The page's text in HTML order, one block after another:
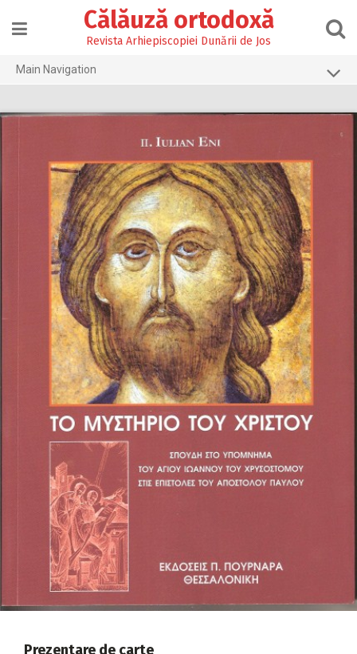
content
Călăuză ortodoxă
Revista Arhiepiscopiei Dunării de Jos
Main Navigation
Prezentare de carte